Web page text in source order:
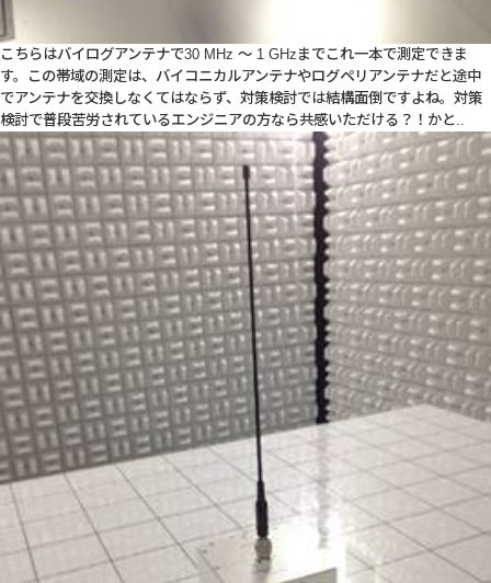
こちらはバイログアンテナで30 MHz ～ 1 GHzまでこれ一本で測定できま
す。この帯域の測定は、バイコニカルアンテナやログペリアンテナだと途中
でアンテナを交換しなくてはならず、対策検討では結構面倒ですよね。対策
検討で普段苦労されているエンジニアの方なら共感いただける？！かと..